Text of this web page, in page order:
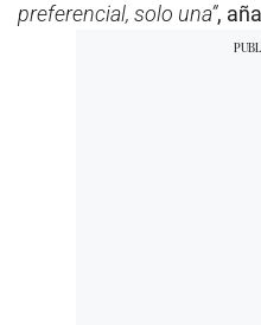
preferencial, solo una”,